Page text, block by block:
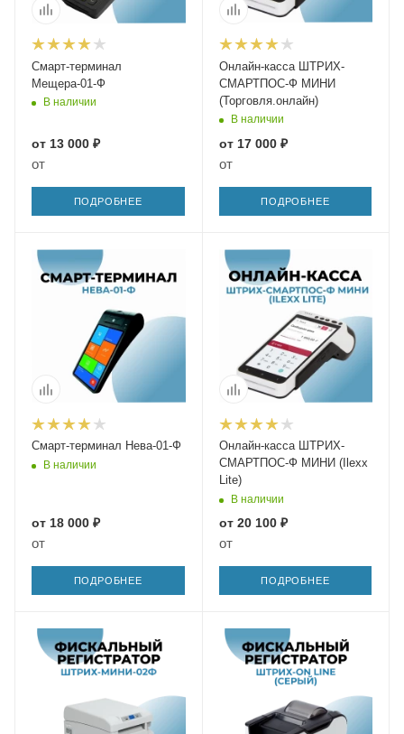
Смарт-терминал
Мещера-01-Ф
В наличии
от 13 000 ₽
от
ПОДРОБНЕЕ
Онлайн-касса ШТРИХ-
СМАРТПОС-Ф МИНИ
(Торговля.онлайн)
В наличии
от 17 000 ₽
от
ПОДРОБНЕЕ
Смарт-терминал Нева-01-Ф
В наличии
от 18 000 ₽
от
ПОДРОБНЕЕ
Онлайн-касса ШТРИХ-
СМАРТПОС-Ф МИНИ (Ilexx
Lite)
В наличии
от 20 100 ₽
от
ПОДРОБНЕЕ